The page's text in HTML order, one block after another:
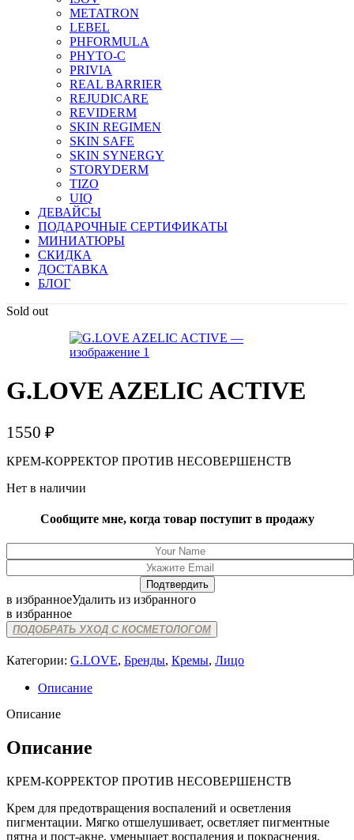
METATRON
LEBEL
PHFORMULA
PHYTO-C
PRIVIA
REAL BARRIER
REJUDICARE
REVIDERM
SKIN REGIMEN
SKIN SAFE
SKIN SYNERGY
STORYDERM
TIZO
UIQ
ДЕВАЙСЫ
ПОДАРОЧНЫЕ СЕРТИФИКАТЫ
МИНИАТЮРЫ
СКИДКА
ДОСТАВКА
БЛОГ
Sold out
G.LOVE AZELIC ACTIVE
1550 ₽
КРЕМ-КОРРЕКТОР ПРОТИВ НЕСОВЕРШЕНСТВ
Нет в наличии
Сообщите мне, когда товар поступит в продажу
в избранноеУдалить из избранного
в избранное
ПОДОБРАТЬ УХОД С КОСМЕТОЛОГОМ
Категории: G.LOVE, Бренды, Кремы, Лицо
Описание
Описание
Описание
КРЕМ-КОРРЕКТОР ПРОТИВ НЕСОВЕРШЕНСТВ
Крем для предотвращения воспалений и осветления
пигментации. Мягко отшелушивает, осветляет пигментные
пятна и пост-акне, уменьшает воспаления и покраснения,